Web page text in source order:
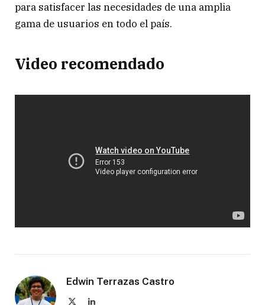
para satisfacer las necesidades de una amplia
gama de usuarios en todo el país.
Video recomendado
Edwin Terrazas Castro
LinkedIn